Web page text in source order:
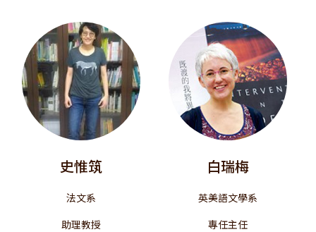
史惟筑
法文系
助理教授
白瑞梅
英美語文學系
專任主任